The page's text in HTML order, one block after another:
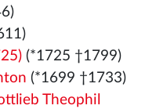
(*1725 †1799)
(*1699 †1733)
Theophil